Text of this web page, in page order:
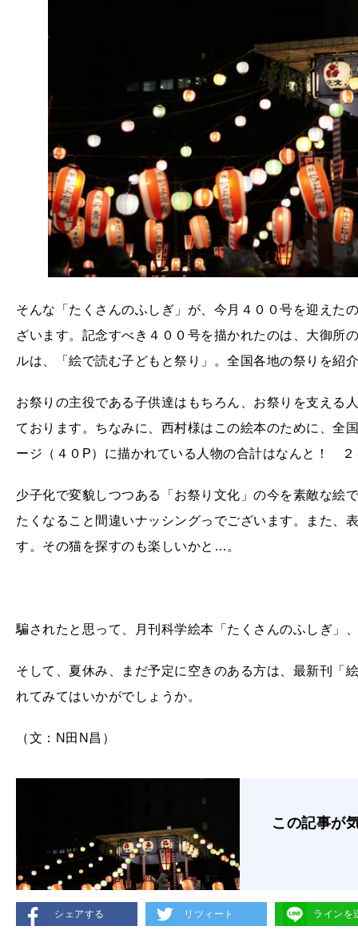
そんな「たくさんのふしぎ」が、今月４００号を迎えた
ざいます。記念すべき４００号を描かれたのは、大御所
ルは、「絵で読む子どもと祭り」。全国各地の祭りを紹
お祭りの主役である子供達はもちろん、お祭りを支える
ております。ちなみに、西村様はこの絵本のために、全
ージ（４０P）に描かれている人物の合計はなんと！ ２
少子化で変貌しつつある「お祭り文化」の今を素敵な絵
たくなること間違いナッシングっでございます。また、
す。その猫を探すのも楽しいかと…。
騙されたと思って、月刊科学絵本「たくさんのふしぎ」
そして、夏休み、まだ予定に空きのある方は、最新刊「
れてみてはいかがでしょうか。
（文：N田N昌）
この記事が
シェアする リツィート ラインを